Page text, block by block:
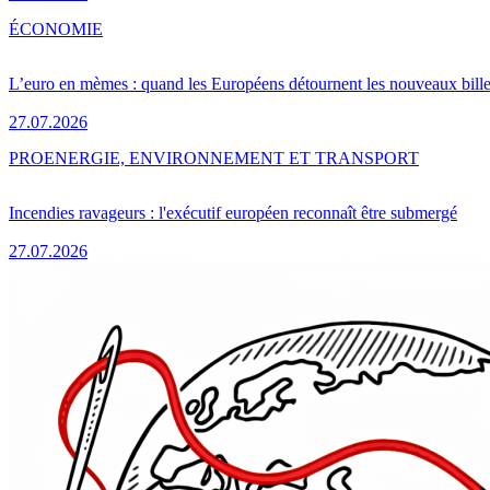
L’euro en mèmes : quand les Européens détournent les nouveaux
27.07.2026
ÉCONOMIE
Incendies ravageurs : l'exécutif européen reconnaît être submergé
27.07.2026
PROENERGIE, ENVIRONNEMENT ET TRANSPORT